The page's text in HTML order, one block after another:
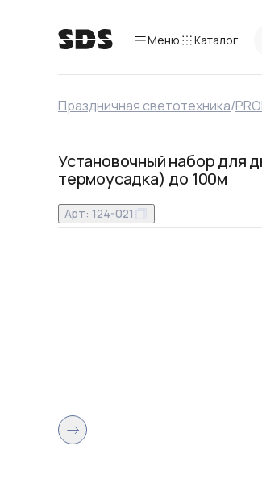
Меню Каталог
Праздничная светотехника/
Установочный набор для
термоусадка) до 100м
Арт: 124-021